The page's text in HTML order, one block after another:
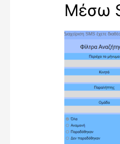
Μέσω